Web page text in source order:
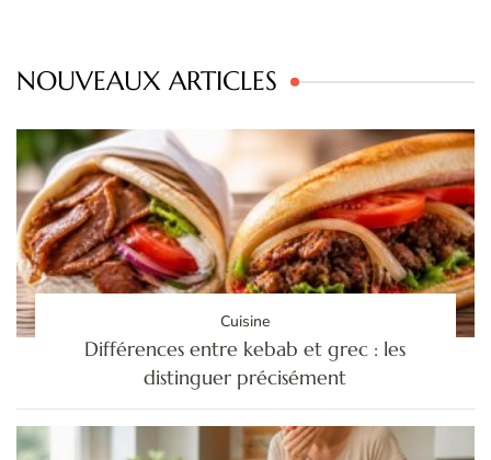
NOUVEAUX ARTICLES
Cuisine
Différences entre kebab et grec : les
distinguer précisément